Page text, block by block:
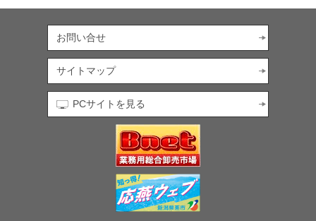
お問い合せ
サイトマップ
PCサイトを見る